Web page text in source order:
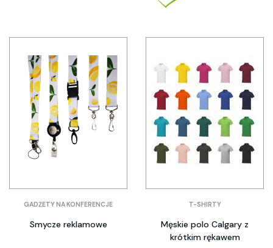
GADŻETY NA KONFERENCJE
Smycze reklamowe
T-SHIRTY
Męskie polo Calgary z
krótkim rękawem